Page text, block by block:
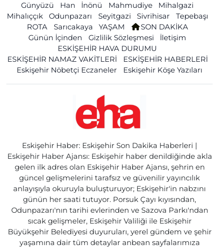
Günyüzü
Han İnönü Mahmudiye
Mihalgazi
Mihalıççık
Odunpazarı Seyitgazi Sivrihisar
Tepebaşı
ROTA
Sarıcakaya YAŞAM
SON DAKİKA
Günün İçinden
Gizlilik Sözleşmesi
İletişim
ESKİŞEHİR HAVA DURUMU
ESKİŞEHİR NAMAZ VAKİTLERİ
ESKİŞEHİR HABERLERİ
Eskişehir Nöbetçi Eczaneler
Eskişehir Köşe Yazıları
Eskişehir Haber: Eskişehir Son Dakika Haberleri |
Eskişehir Haber Ajansı: Eskişehir haber denildiğinde akla
gelen ilk adres olan Eskişehir Haber Ajansı, şehrin en
güncel gelişmelerini tarafsız ve güvenilir yayıncılık
anlayışıyla okuruyla buluşturuyor; Eskişehir'in nabzını
günün her saati tutuyor. Porsuk Çayı kıyısından,
Odunpazarı'nın tarihi evlerinden ve Sazova Parkı'ndan
sıcak gelişmeler, Eskişehir Valiliği ile Eskişehir
Büyükşehir Belediyesi duyuruları, yerel gündem ve şehir
yaşamına dair tüm detaylar anbean sayfalarımıza